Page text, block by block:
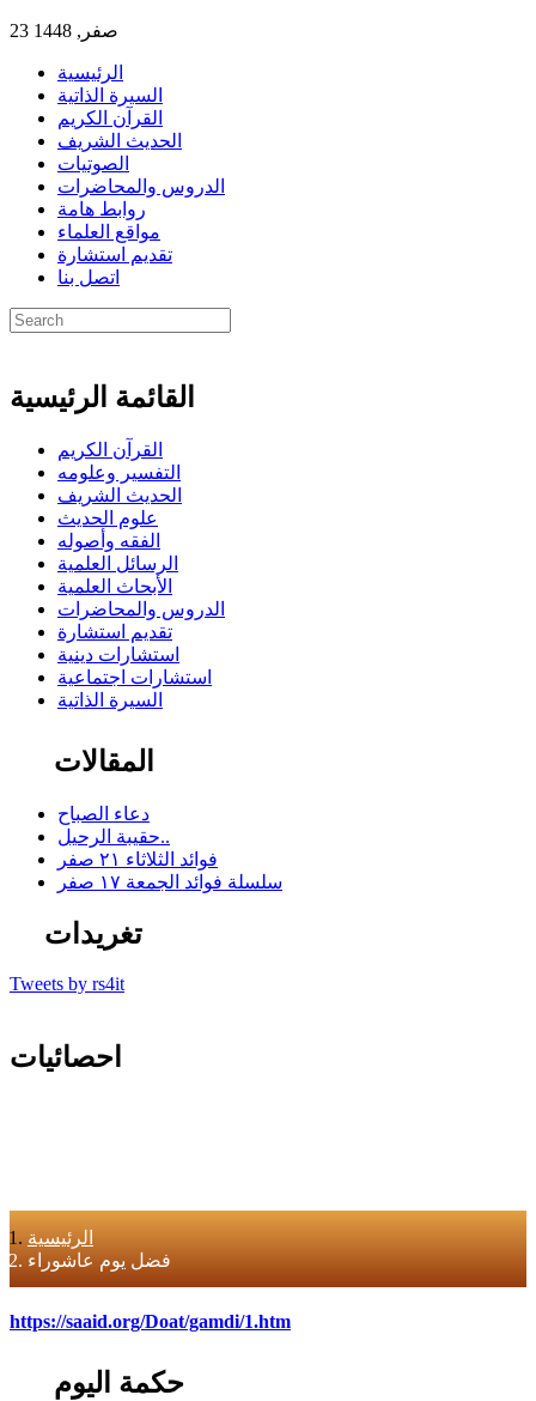
23 صفر, 1448
الرئيسية
السيرة الذاتية
القرآن الكريم
الحديث الشريف
الصوتيات
الدروس والمحاضرات
روابط هامة
مواقع العلماء
تقديم استشارة
اتصل بنا
القائمة الرئيسية
القرآن الكريم
التفسير وعلومه
الحديث الشريف
علوم الحديث
الفقه وأصوله
الرسائل العلمية
الأبحاث العلمية
الدروس والمحاضرات
تقديم استشارة
استشارات دينية
استشارات اجتماعية
السيرة الذاتية
المقالات
دعاء الصباح
حقيبة الرحيل..
فوائد الثلاثاء ٢١ صفر
سلسلة فوائد الجمعة ١٧ صفر
تغريدات
Tweets by rs4it
احصائيات
الرئيسية
فضل يوم عاشوراء
https://saaid.org/Doat/gamdi/1.htm
حكمة اليوم